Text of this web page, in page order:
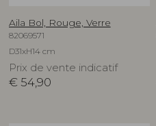
Aila Bol, Rouge, Verre
82069571
D31xH14 cm
Prix de vente indicatif
€ 54,90